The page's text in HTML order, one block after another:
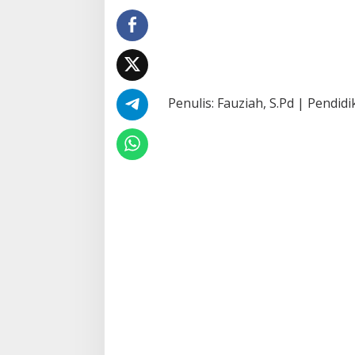
Penulis: Fauziah, S.Pd |